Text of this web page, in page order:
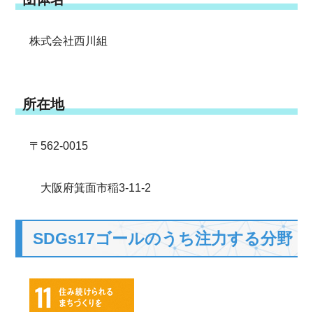
株式会社西川組
所在地
〒562-0015
大阪府箕面市稲3-11-2
SDGs17ゴールのうち注力する分野